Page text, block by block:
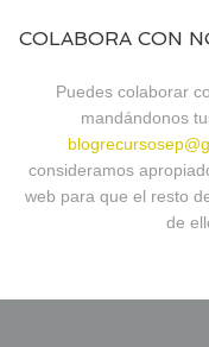
COLABORA CON
Puedes colaborar
mandándonos
consideramos
web para que el resto
de